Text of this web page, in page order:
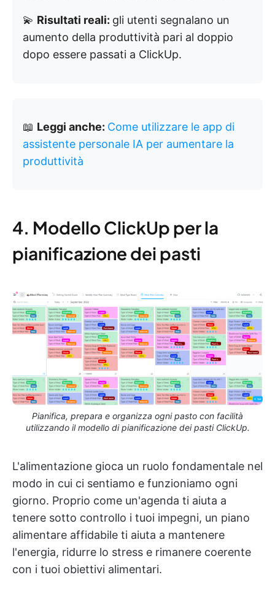
💫 Risultati reali: gli utenti segnalano un
aumento della produttività pari al doppio
dopo essere passati a ClickUp.
📖 Leggi anche: Come utilizzare le app di
assistente personale IA per aumentare la
produttività
4. Modello ClickUp per la
pianificazione dei pasti
Pianifica, prepara e organizza ogni pasto con facilità
utilizzando il modello di pianificazione dei pasti ClickUp.
L'alimentazione gioca un ruolo fondamentale nel
modo in cui ci sentiamo e funzioniamo ogni
giorno. Proprio come un'agenda ti aiuta a
tenere sotto controllo i tuoi impegni, un piano
alimentare affidabile ti aiuta a mantenere
l'energia, ridurre lo stress e rimanere coerente
con i tuoi obiettivi alimentari.